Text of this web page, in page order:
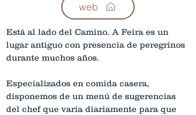
web
Está al lado del Camino. A Feira es un
lugar antiguo con presencia de peregrinos
durante muchos años.
Especializados en comida casera,
disponemos de un menú de sugerencias
del chef que varia diariamente para que